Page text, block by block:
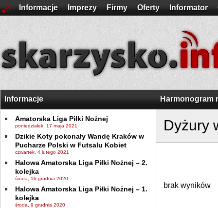
Informacje Imprezy Firmy Oferty Informator
Informacje
Amatorska Liga Piłki Nożnej
poniedziałek, 17 maja 2021
Dzikie Koty pokonały Wandę Kraków w
Pucharze Polski w Futsalu Kobiet
czwartek, 4 lutego 2021
Halowa Amatorska Liga Piłki Nożnej – 2.
kolejka
środa, 16 grudnia 2020
Halowa Amatorska Liga Piłki Nożnej – 1.
kolejka
środa, 9 grudnia 2020
Harmonogram
Dyżury
brak wyników